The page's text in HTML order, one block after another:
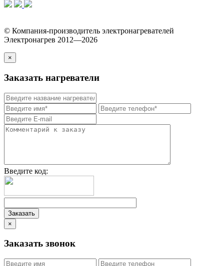
© Компания-производитель электронагревателей
Электронагрев 2012—2026
×
Заказать нагреватели
Введите код:
×
Заказать звонок